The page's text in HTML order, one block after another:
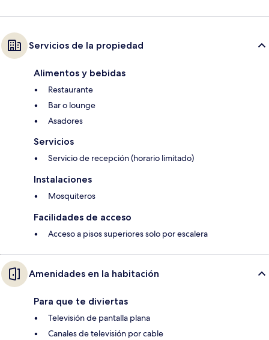
Servicios de la propiedad
Alimentos y bebidas
Restaurante
Bar o lounge
Asadores
Servicios
Servicio de recepción (horario limitado)
Instalaciones
Mosquiteros
Facilidades de acceso
Acceso a pisos superiores solo por escalera
Amenidades en la habitación
Para que te diviertas
Televisión de pantalla plana
Canales de televisión por cable